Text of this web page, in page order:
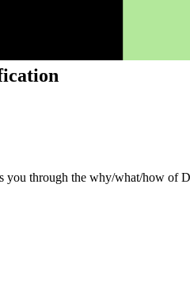
you through the why/what/how of